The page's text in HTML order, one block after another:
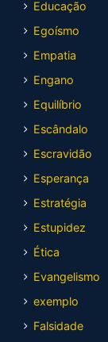
Educação
Egoísmo
Empatia
Engano
Equilíbrio
Escândalo
Escravidão
Esperança
Estratégia
Estupidez
Ética
Evangelismo
exemplo
Falsidade